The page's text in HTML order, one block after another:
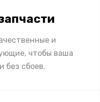
и
чтобы ваша
без сбоев.